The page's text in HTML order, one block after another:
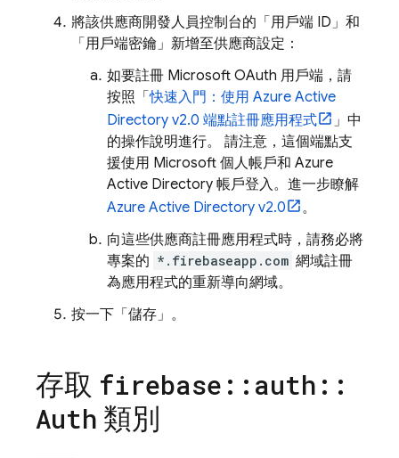
將該供應商開發人員控制台的「用戶端 ID」 和
「用戶端密鑰」 新增至供應商設定：
如要註冊 Microsoft OAuth 用戶端，請
按照「快速入門：使用 Azure Active
Directory v2.0 端點註冊應用程式
」中
的操作說明進行。 請注意，這個端點支
援使用 Microsoft 個人帳戶和 Azure
Active Directory 帳戶登入。進一步瞭解
Azure Active Directory v2.0
。
向這些供應商註冊應用程式時，請務必將
專案的 *.firebaseapp.com 網域註冊
為應用程式的重新導向網域。
按一下「儲存」 。
存取 firebase :: auth ::
Auth 類別